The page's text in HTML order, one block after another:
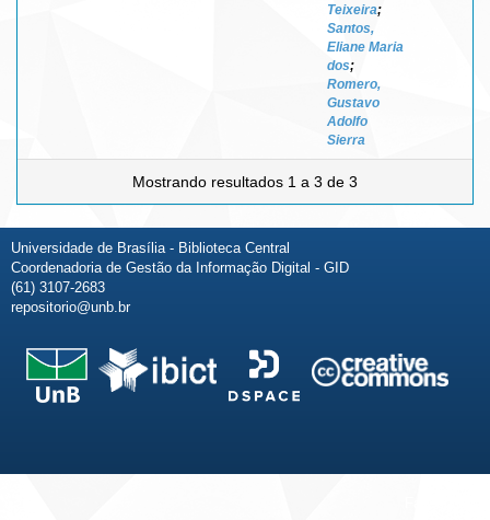
Teixeira;
Santos,
Eliane Maria
dos;
Romero,
Gustavo
Adolfo
Sierra
Mostrando resultados 1 a 3 de 3
Universidade de Brasília - Biblioteca Central
Coordenadoria de Gestão da Informação Digital - GID
(61) 3107-2683
repositorio@unb.br